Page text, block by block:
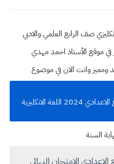
في موقع الأستاذ احمد مهدي
وانت الان في موضوع
الانكليزية
السنة
الاعدادي الامتحان النهائي